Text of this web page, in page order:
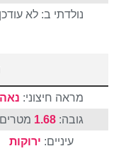
נולדתי ב: לא עודכן
מראה חיצוני: נאה
גובה:1.68 מטרים
עיניים: ירוקות